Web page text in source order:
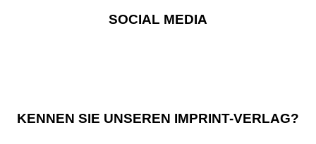
SOCIAL MEDIA
KENNEN SIE UNSEREN IMPRINT-VERLAG?